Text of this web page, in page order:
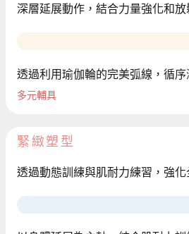
深層延展動作，結合力量強化和
透過利用瑜伽輪的完美弧線，循
多元輔具
緊緻塑型
透過動態訓練與肌耐力練習，強